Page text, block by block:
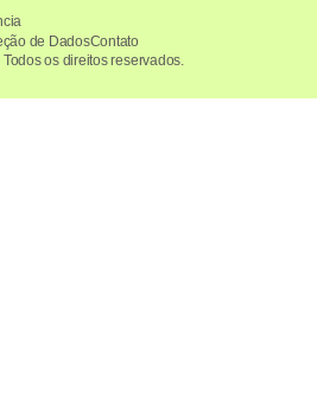
os direitos reservados.
de DadosContato